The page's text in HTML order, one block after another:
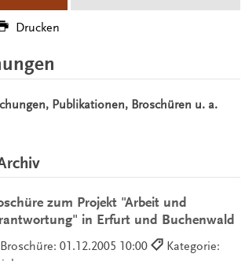
Drucken
Publikationen, Broschüren u. a.
zum Projekt "Arbeit und
in Erfurt und Buchenwald
Broschüre: 01.12.2005 10:00
Kategorie: